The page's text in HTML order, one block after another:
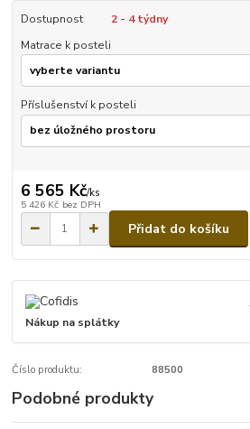
Dostupnost
2 - 4 týdny
Matrace k posteli
Příslušenství k posteli
6 565 Kč/ks
5 426 Kč bez DPH
Přidat do košíku
Nákup na splátky
Číslo produktu: 88500
Podobné produkty